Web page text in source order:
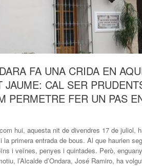
FA UNA CRIDA EN
JAUME: CAL SER
PERMETRE FER UN PAS
hui, aquesta nit de divendres 17 de juliol,
primera entrada de bous. Al que haurien
i veïnes, penyes i quintades. Però,
l’Alcalde d’Ondara, José Ramiro, ha